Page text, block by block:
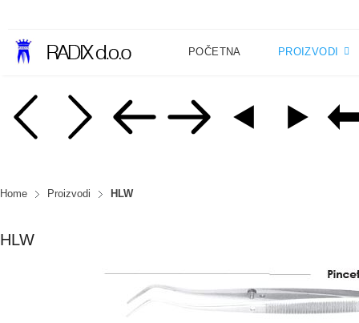
POČETNA PROIZVODI
Home Proizvodi HLW
HLW